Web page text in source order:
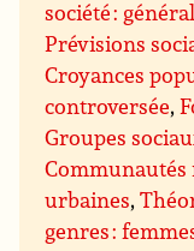
société :
Prévisions
Croyances
controversée,
Groupes
Communautés
urbaines,
genres :